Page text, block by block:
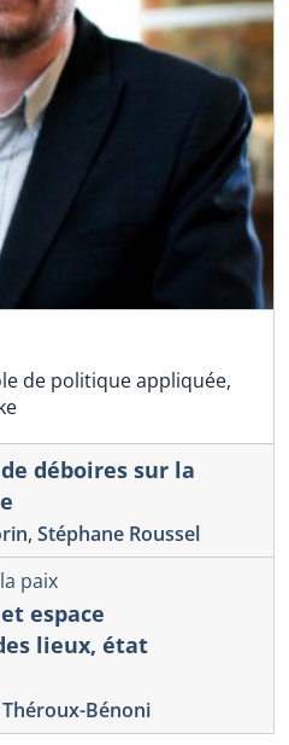
de politique appliquée,
déboires sur la
, Stéphane Roussel
paix
espace
lieux, état
Bénoni